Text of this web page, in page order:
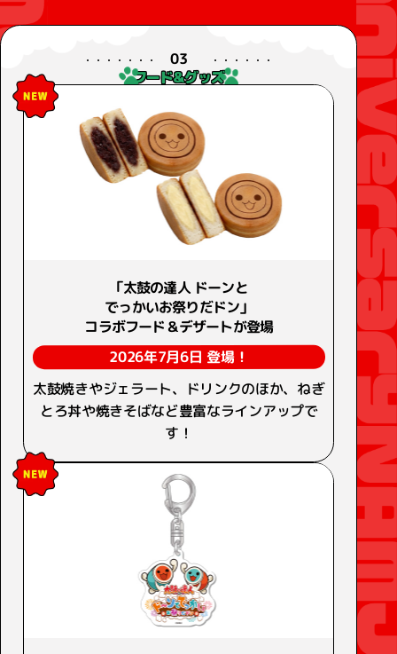
03
フード&グッズ
「太鼓の達人 ドーンと
でっかいお祭りだドン」
コラボフード＆デザートが登場
2026年7月6日 登場！
太鼓焼きやジェラート、ドリンクのほか、ねぎ
とろ丼や焼きそばなど豊富なラインアップで
す！